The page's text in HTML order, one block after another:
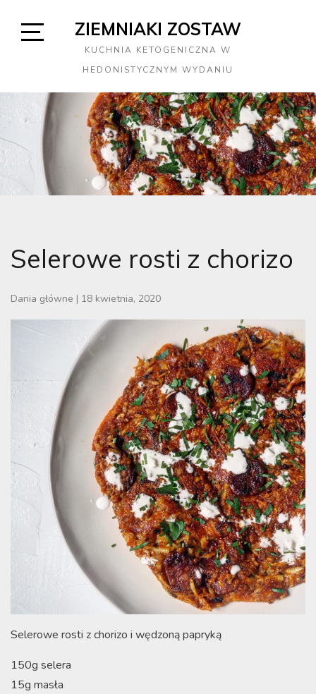
ZIEMNIAKI ZOSTAW
KUCHNIA KETOGENICZNA W
HEDONISTYCZNYM WYDANIU
Selerowe rosti z chorizo
Dania główne | 18 kwietnia, 2020
Selerowe rosti z chorizo i wędzoną papryką
150g selera
15g masła